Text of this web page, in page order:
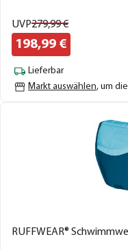
UVP279,99€
198,99 €
Lieferbar
Markt auswählen, um
RUFFWEAR®